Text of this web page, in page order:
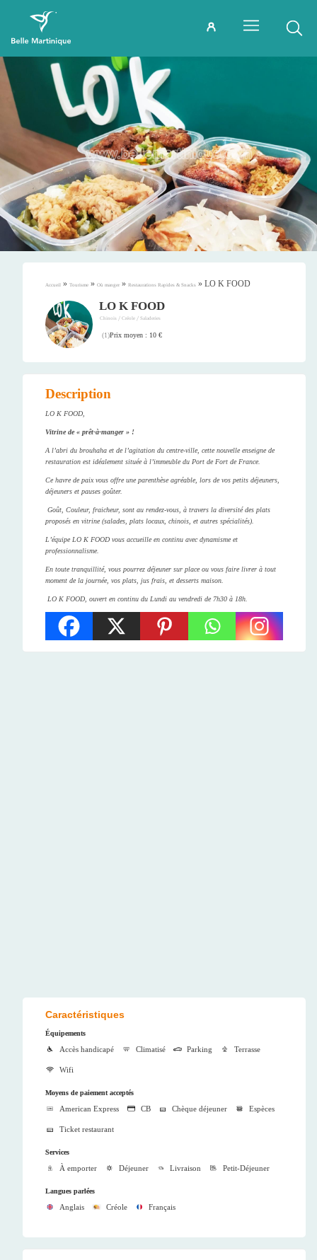
Accueil » Tourisme » Où manger » Restaurations Rapides & Snacks » LO K FOOD
LO K FOOD
Chinois /Créole /Saladeries
(1)Prix moyen : 10 €
Description
LO K FOOD,
Vitrine de « prêt-à-manger » !
A l’abri du brouhaha et de l’agitation du centre-ville, cette nouvelle enseigne de
restauration est idéalement située à l’immeuble du Port de Fort de France.
Ce havre de paix vous offre une parenthèse agréable, lors de vos petits déjeuners,
déjeuners et pauses goûter.
Goût, Couleur, fraicheur, sont au rendez-vous, à travers la diversité des plats
proposés en vitrine (salades, plats locaux, chinois, et autres spécialités).
L’équipe LO K FOOD vous accueille en continu avec dynamisme et
professionnalisme.
En toute tranquillité, vous pourrez déjeuner sur place ou vous faire livrer à tout
moment de la journée, vos plats, jus frais, et desserts maison.
LO K FOOD, ouvert en continu du Lundi au vendredi de 7h30 à 18h.
Caractéristiques
Équipements
Accès handicapé Climatisé Parking Terrasse
Wifi
Moyens de paiement acceptés
American Express CB Chèque déjeuner Espèces
Ticket restaurant
Services
À emporter Déjeuner Livraison Petit-Déjeuner
Langues parlées
Anglais Créole Français